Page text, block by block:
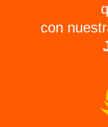
con